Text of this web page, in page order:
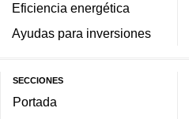
Eficiencia energética
Ayudas para inversiones
SECCIONES
Portada